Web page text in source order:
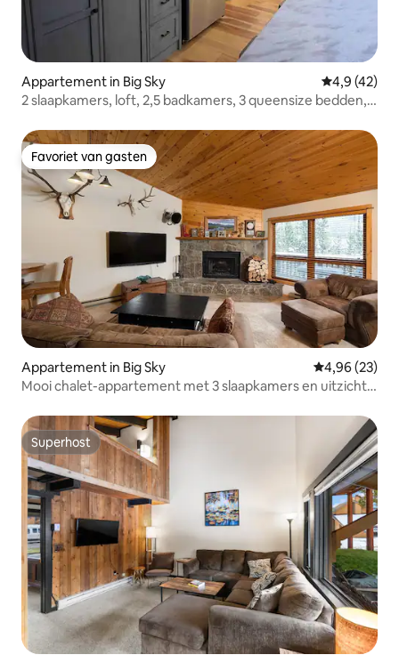
Appartement in Big Sky
4,9 (42)
2 slaapkamers, loft, 2,5 badkamers, 3 queensize bedden,
Favoriet van gasten
Favoriet van gasten
Appartement in Big Sky Gemiddelde
4,96 (23)
Mooi chalet-appartement met 3 slaapkamers en uitzicht
Superhost
Superhost